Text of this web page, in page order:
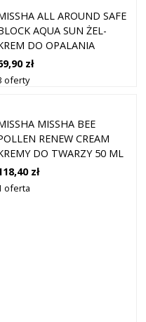
ALL AROUND SAFE
AQUA SUN ŻEL-
DO OPALANIA
SPF 50+ 50 ML
zł
oferty
MISSHA BEE
RENEW CREAM
DO TWARZY 50 ML
zł
oferta